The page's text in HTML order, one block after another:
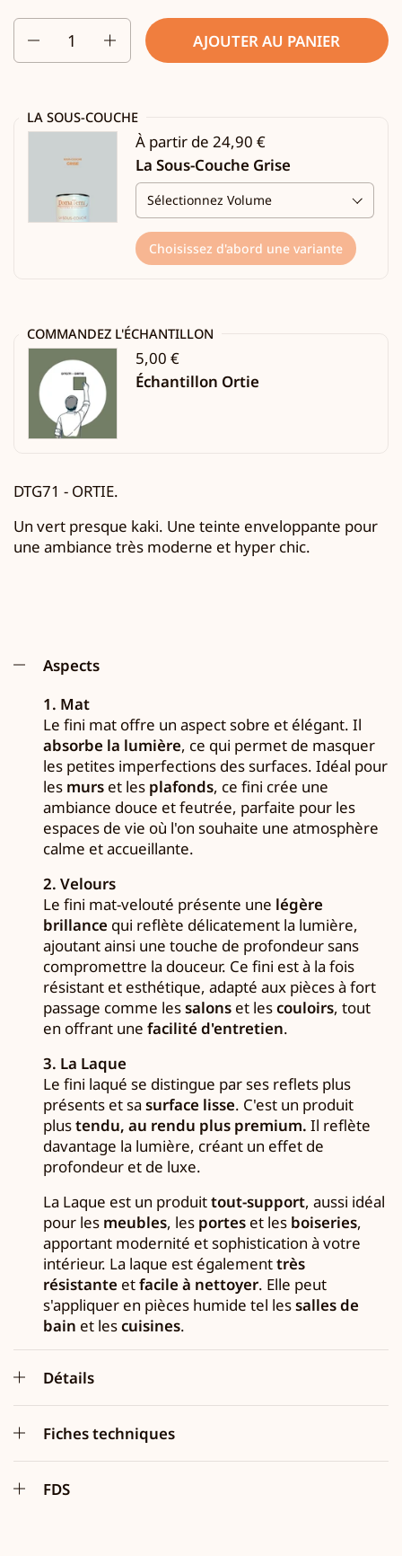
AJOUTER AU PANIER
LA SOUS-COUCHE
À partir de 24,90 €
La Sous-Couche Grise
Choisissez d'abord une variante
COMMANDEZ L'ÉCHANTILLON
5,00 €
Échantillon Ortie
DTG71 - ORTIE.
Un vert presque kaki. Une teinte enveloppante pour
une ambiance très moderne et hyper chic.
Aspects
1. Mat
Le fini mat offre un aspect sobre et élégant. Il
absorbe la lumière, ce qui permet de masquer
les petites imperfections des surfaces. Idéal pour
les murs et les plafonds, ce fini crée une
ambiance douce et feutrée, parfaite pour les
espaces de vie où l'on souhaite une atmosphère
calme et accueillante.
2. Velours
Le fini mat-velouté présente une légère
brillance qui reflète délicatement la lumière,
ajoutant ainsi une touche de profondeur sans
compromettre la douceur. Ce fini est à la fois
résistant et esthétique, adapté aux pièces à fort
passage comme lessalons et lescouloirs, tout
en offrant une facilité d'entretien.
3. La Laque
Le fini laqué se distingue par ses reflets plus
présents et sa surface lisse. C'est un produit
plustendu, au rendu plus premium. Il reflète
davantage la lumière, créant un effet de
profondeur et de luxe.
La Laque est un produittout-support, aussi idéal
pour les meubles, les portes et les boiseries,
apportant modernité et sophistication à votre
intérieur. La laque est égalementtrès
résistante etfacile à nettoyer. Elle peut
s'appliquer en pièces humide tel lessalles de
bain et lescuisines.
Détails
Fiches techniques
FDS